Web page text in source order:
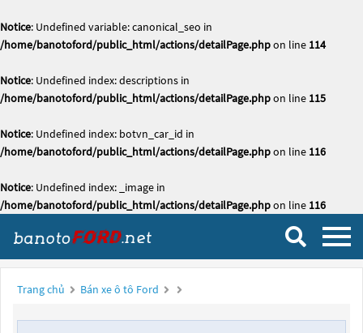
Notice: Undefined variable: canonical_seo in
/home/banotoford/public_html/actions/detailPage.phpon line 114
Notice: Undefined index: descriptions in
/home/banotoford/public_html/actions/detailPage.phpon line 115
Notice: Undefined index: botvn_car_id in
/home/banotoford/public_html/actions/detailPage.phpon line 116
Notice: Undefined index: _image in
/home/banotoford/public_html/actions/detailPage.phpon line 116
Trang chủ Bán xe ô tô Ford